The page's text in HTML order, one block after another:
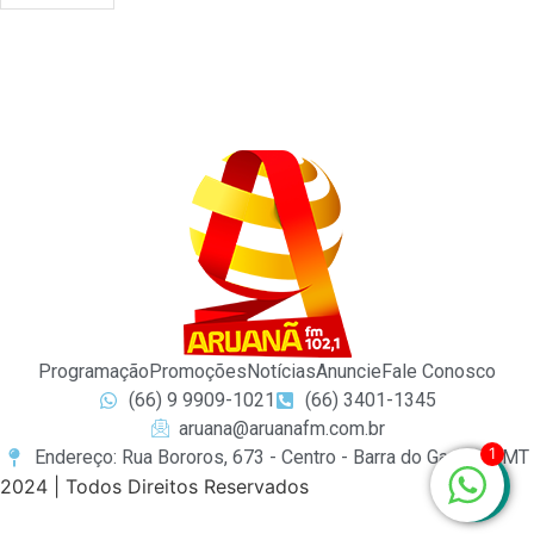
ProgramaçãoPromoçõesNotíciasAnuncieFale Conosco
(66) 9 9909-1021
(66) 3401-1345
aruana@aruanafm.com.br
Endereço: Rua Bororos, 673 - Centro - Barra do Garças / MT
2024 | Todos Direitos Reservados
1